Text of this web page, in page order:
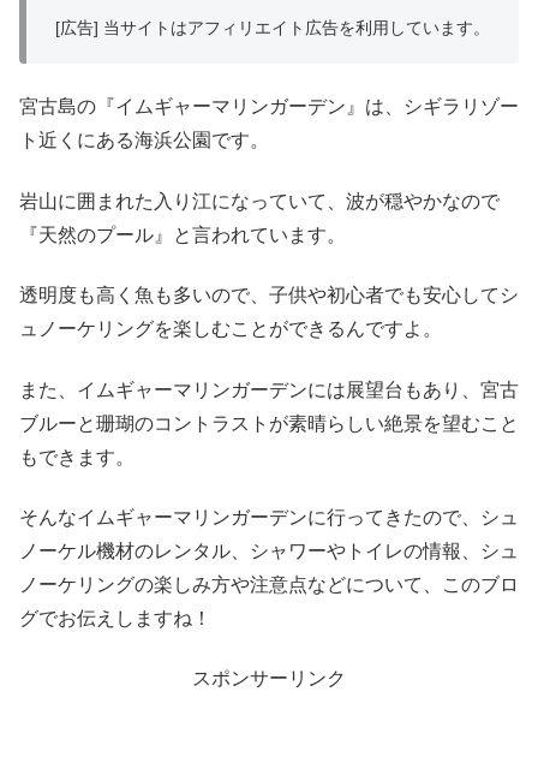
[広告] 当サイトはアフィリエイト広告を利用しています。
宮古島の『イムギャーマリンガーデン』は、シギラリゾー
ト近くにある海浜公園です。
岩山に囲まれた入り江になっていて、波が穏やかなので
『天然のプール』と言われています。
透明度も高く魚も多いので、子供や初心者でも安心してシ
ュノーケリングを楽しむことができるんですよ。
また、イムギャーマリンガーデンには展望台もあり、宮古
ブルーと珊瑚のコントラストが素晴らしい絶景を望むこと
もできます。
そんなイムギャーマリンガーデンに行ってきたので、シュ
ノーケル機材のレンタル、シャワーやトイレの情報、シュ
ノーケリングの楽しみ方や注意点などについて、このブロ
グでお伝えしますね！
スポンサーリンク